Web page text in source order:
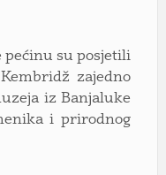
pećinu su posjetili
zajedno
iz Banjaluke
i prirodnog